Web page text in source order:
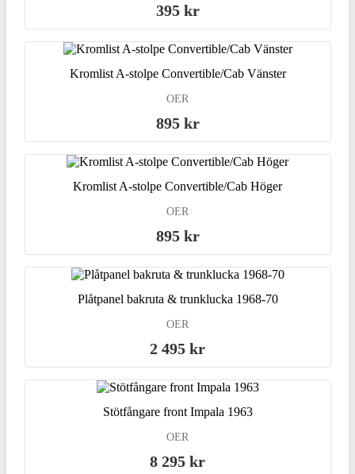
395 kr
Kromlist A-stolpe Convertible/Cab Vänster
OER
895 kr
Kromlist A-stolpe Convertible/Cab Höger
OER
895 kr
Plåtpanel bakruta & trunklucka 1968-70
OER
2 495 kr
Stötfångare front Impala 1963
OER
8 295 kr